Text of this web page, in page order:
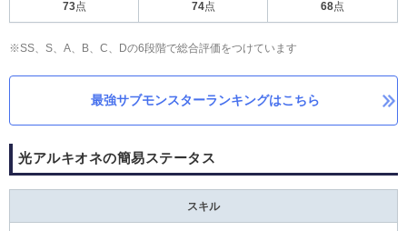
73点 74点 68点
※SS、S、A、B、C、Dの6段階で総合評価をつけています
最強サブモンスターランキングはこちら
光アルキオネの簡易ステータス
スキル